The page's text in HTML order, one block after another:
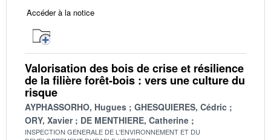
Accéder à la notice
Valorisation des bois de crise et résilience
de la filière forêt-bois : vers une culture du
risque
AYPHASSORHO, Hugues
GHESQUIERES, Cédric
ORY, Xavier
DE MENTHIERE, Catherine
INSPECTION GENERALE DE L'ENVIRONNEMENT ET DU